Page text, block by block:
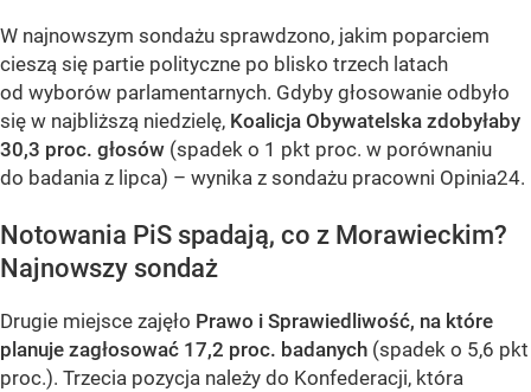
W najnowszym sondażu sprawdzono, jakim poparciem
cieszą się partie polityczne po blisko trzech latach
od wyborów parlamentarnych. Gdyby głosowanie odbyło
się w najbliższą niedzielę, Koalicja Obywatelska zdobyłaby
30,3 proc. głosów (spadek o 1 pkt proc. w porównaniu
do badania z lipca) – wynika z sondażu pracowni Opinia24.
Notowania PiS spadają, co z Morawieckim?
Najnowszy sondaż
Drugie miejsce zajęło Prawo i Sprawiedliwość, na które
planuje zagłosować 17,2 proc. badanych (spadek o 5,6 pkt
proc.). Trzecia pozycja należy do Konfederacji, która